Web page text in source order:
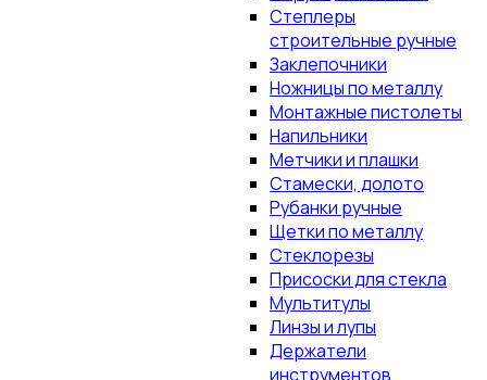
Степлеры
строительные ручные
Заклепочники
Ножницы по металлу
Монтажные пистолеты
Напильники
Метчики и плашки
Стамески, долото
Рубанки ручные
Щетки по металлу
Стеклорезы
Присоски для стекла
Мультитулы
Линзы и лупы
Держатели
инструментов